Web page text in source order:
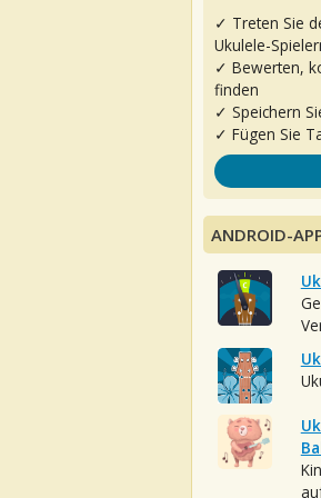
✓ Treten Sie
Ukulele-
✓ Bewerten,
finden
✓ Speichern
✓ Fügen Sie
ANDROID-